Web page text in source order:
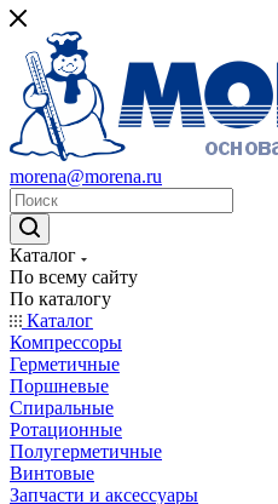
morena@morena.ru
Каталог
По всему сайту
По каталогу
Каталог
Компрессоры
Герметичные
Поршневые
Спиральные
Ротационные
Полугерметичные
Винтовые
Запчасти и аксессуары